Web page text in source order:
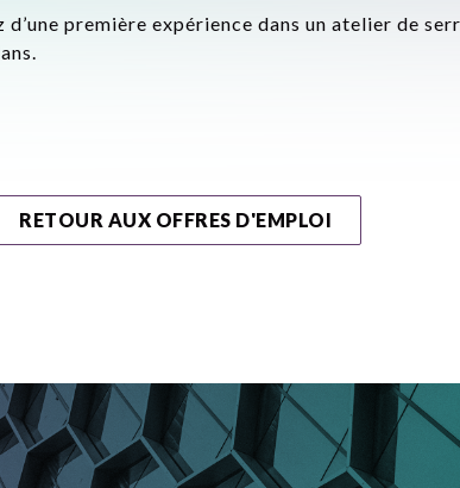
première expérience dans un atelier de
RETOUR AUX OFFRES D'EMPLOI